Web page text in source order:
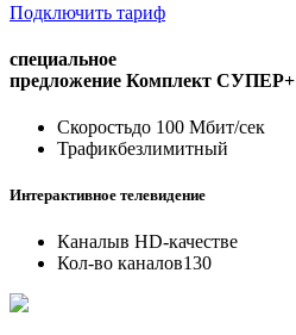
Подключить тариф
специальное
предложение Комплект СУПЕР+
Скоростьдо 100 Мбит/сек
Трафикбезлимитный
Интерактивное телевидение
Каналыв HD-качестве
Кол-во каналов130